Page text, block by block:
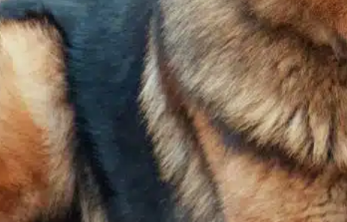
Blei erhöht gesundheitliche Bedenken,
Gesundheitsfragen
, glücklicher gesünder ,
Hundegesundheit
, Kittelschuppen, Rassen wie,
Umweltfaktoren
verstärkte Ablösung, wirksames